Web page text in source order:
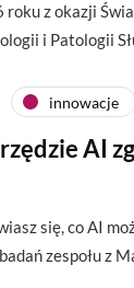
z okazji
i Patologii
innowacje
AI
się, co AI
zespołu z